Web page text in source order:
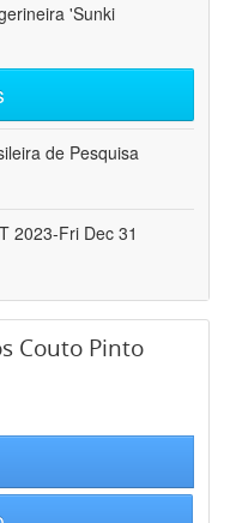
'Sunki
de Pesquisa
2023-Fri Dec 31
Couto Pinto